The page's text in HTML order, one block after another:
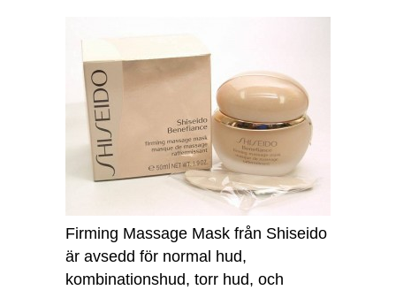
Firming Massage Mask från Shiseido
är avsedd för normal hud,
kombinationshud, torr hud, och